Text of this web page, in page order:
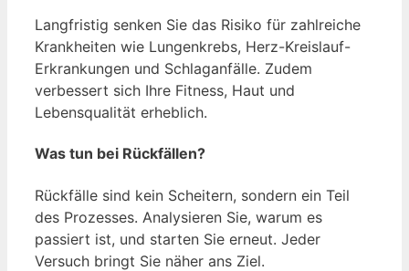
Langfristig senken Sie das Risiko für zahlreiche
Krankheiten wie Lungenkrebs, Herz-Kreislauf-
Erkrankungen und Schlaganfälle. Zudem
verbessert sich Ihre Fitness, Haut und
Lebensqualität erheblich.
Was tun bei Rückfällen?
Rückfälle sind kein Scheitern, sondern ein Teil
des Prozesses. Analysieren Sie, warum es
passiert ist, und starten Sie erneut. Jeder
Versuch bringt Sie näher ans Ziel.